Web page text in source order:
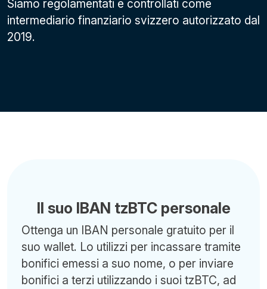
Siamo regolamentati e controllati come
intermediario finanziario svizzero autorizzato dal
2019.
Il suo IBAN tzBTC personale
Ottenga un IBAN personale gratuito per il
suo wallet. Lo utilizzi per incassare tramite
bonifici emessi a suo nome, o per inviare
bonifici a terzi utilizzando i suoi tzBTC, ad